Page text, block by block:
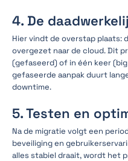
4. De
Hier vindt de overstap plaats:
overgezet naar de cloud. Dit
(gefaseerd) of in één keer
gefaseerde aanpak duurt
downtime.
5. Testen en
Na de migratie volgt een
beveiliging en
alles stabiel draait, wordt het